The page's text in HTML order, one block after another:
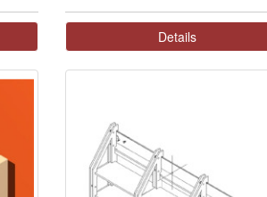
Details